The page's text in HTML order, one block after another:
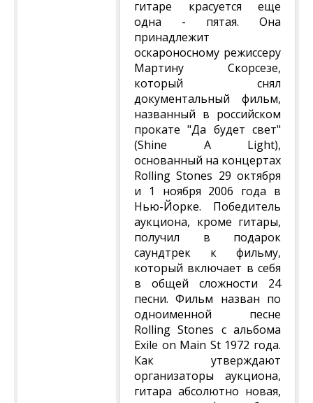
гитаре красуется еще
одна - пятая. Она
принадлежит
оскароносному режиссеру
Мартину Скорсезе,
который снял
документальный фильм,
названный в российском
прокате "Да будет свет"
(Shine A Light),
основанный на концертах
Rolling Stones 29 октября
и 1 ноября 2006 года в
Нью-Йорке. Победитель
аукциона, кроме гитары,
получил в подарок
саундтрек к фильму,
который включает в себя
в общей сложности 24
песни. Фильм назван по
одноименной песне
Rolling Stones с альбома
Exile on Main St 1972 года.
Как утверждают
организаторы аукциона,
гитара абсолютно новая,